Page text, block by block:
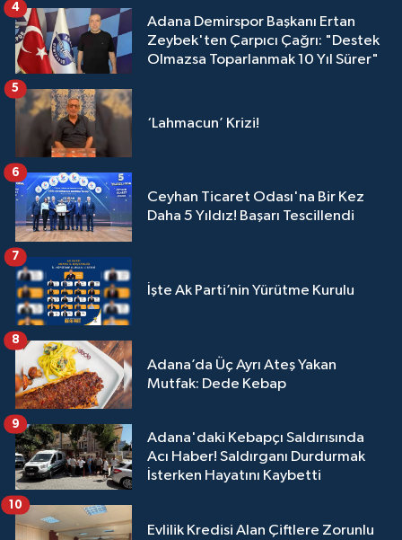
Adana Demirspor Başkanı Ertan
Zeybek'ten Çarpıcı Çağrı: "Destek
Olmazsa Toparlanmak 10 Yıl Sürer"
4
‘Lahmacun’ Krizi!
5
Ceyhan Ticaret Odası'na Bir Kez
Daha 5 Yıldız! Başarı Tescillendi
6
İşte Ak Parti’nin Yürütme Kurulu
7
Adana’da Üç Ayrı Ateş Yakan
Mutfak: Dede Kebap
8
Adana'daki Kebapçı Saldırısında
Acı Haber! Saldırganı Durdurmak
İsterken Hayatını Kaybetti
9
Evlilik Kredisi Alan Çiftlere Zorunlu
10